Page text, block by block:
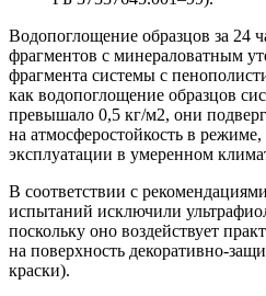
Водопоглощение образцов за 24
фрагментов с минераловатным
фрагмента системы с
как водопоглощение образцов
превышало 0,5 кг/м2, они
на атмосферостойкость в
эксплуатации в умеренном
В соответствии с
испытаний исключили
поскольку оно воздействует
на поверхность декоративно-
краски).